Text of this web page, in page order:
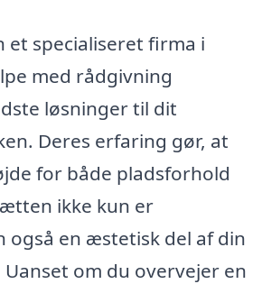
et specialiseret firma i
med rådgivning
løsninger til dit
Deres erfaring gør, at
for både pladsforhold
ikke kun er
også en æstetisk del af din
om du overvejer en